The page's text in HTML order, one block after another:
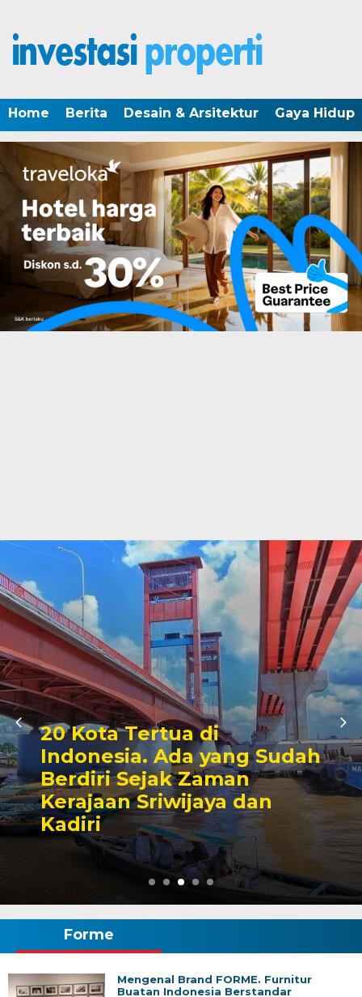
Home Berita Desain & Arsitektur Gaya Hidup
20 Kota Tertua di
Indonesia. Ada yang Sudah
Berdiri Sejak Zaman
Kerajaan Sriwijaya dan
Kadiri
Forme
Mengenal Brand FORME. Furnitur
Buatan Indonesia Berstandar